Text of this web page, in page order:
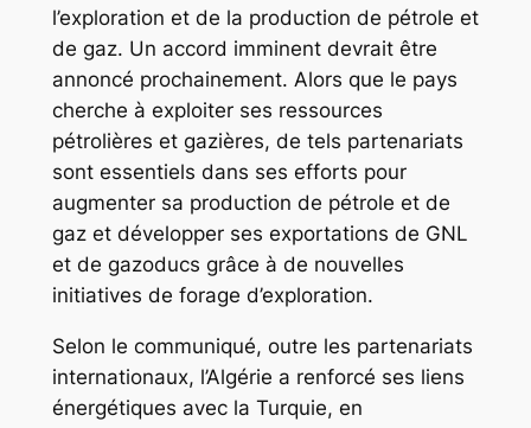
l’exploration et de la production de pétrole et
de gaz. Un accord imminent devrait être
annoncé prochainement. Alors que le pays
cherche à exploiter ses ressources
pétrolières et gazières, de tels partenariats
sont essentiels dans ses efforts pour
augmenter sa production de pétrole et de
gaz et développer ses exportations de GNL
et de gazoducs grâce à de nouvelles
initiatives de forage d’exploration.
Selon le communiqué, outre les partenariats
internationaux, l’Algérie a renforcé ses liens
énergétiques avec la Turquie, en